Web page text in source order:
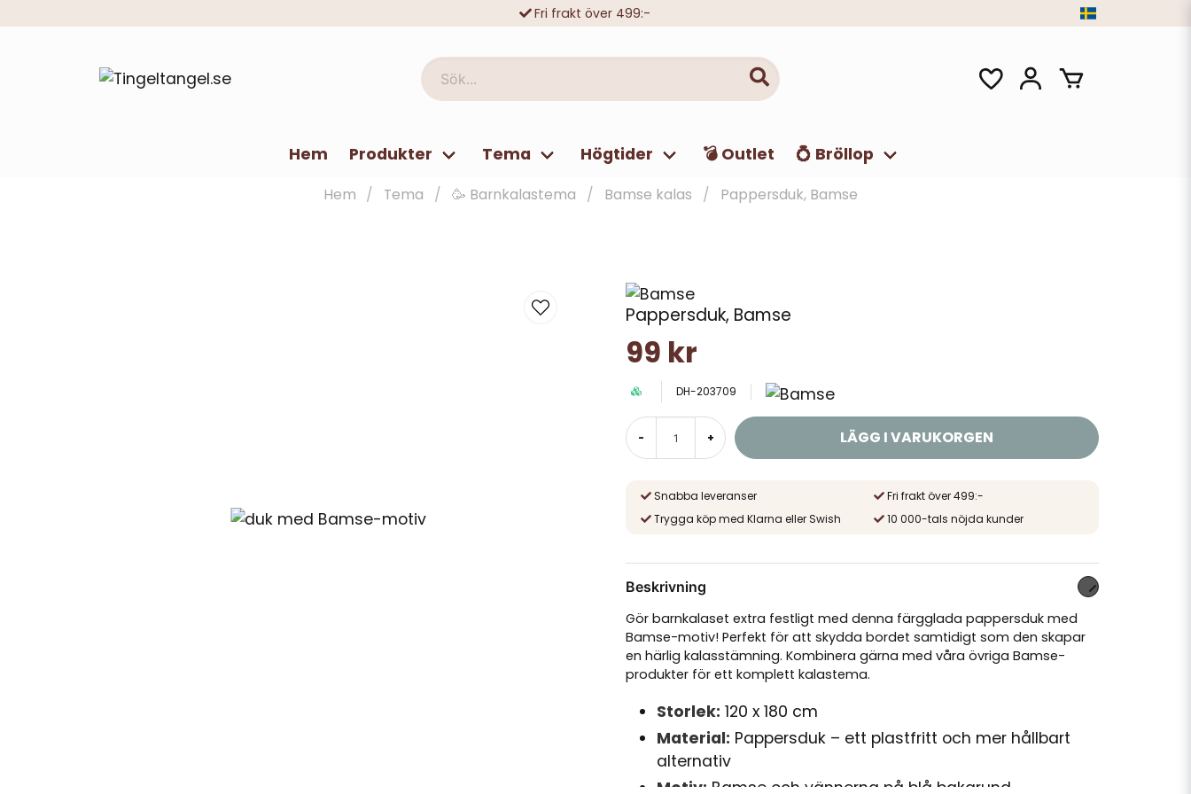
Fri frakt över 499:-
Sök...
Hem Produkter Tema Högtider 💣 Outlet 💍 Bröllop
Hem Tema 🥳 Barnkalastema Bamse kalas Pappersduk, Bamse
Pappersduk, Bamse
99 kr
DH-203709
- + LÄGG I VARUKORGEN
Snabba leveranser
Fri frakt över 499:-
Trygga köp med Klarna eller Swish
10 000-tals nöjda kunder
Beskrivning
Gör barnkalaset extra festligt med denna färgglada pappersduk med
Bamse-motiv! Perfekt för att skydda bordet samtidigt som den skapar
en härlig kalasstämning. Kombinera gärna med våra övriga Bamse-
produkter för ett komplett kalastema.
Storlek: 120 x 180 cm
Material: Pappersduk – ett plastfritt och mer hållbart
alternativ
Motiv: Bamse och vännerna på blå bakgrund